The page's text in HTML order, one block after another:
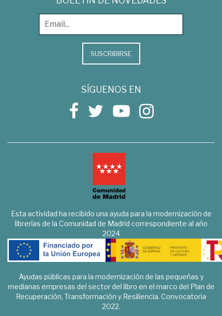
SUSCRIBIRSE
SÍGUENOS EN
Esta actividad ha recibido una ayuda para la modernización de
librerías de la Comunidad de Madrid correspondiente al año
2024
Ayudas públicas para la modernización de las pequeñas y
medianas empresas del sector del libro en el marco del Plan de
Recuperación, Transformación y Resiliencia. Convocatoria
2022.